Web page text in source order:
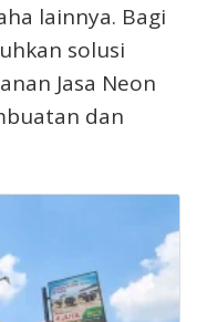
lainnya. Bagi
solusi
Jasa Neon
dan